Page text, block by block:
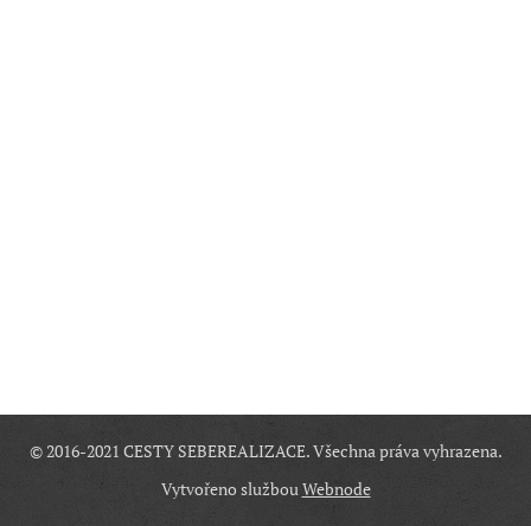
© 2016-2021 CESTY SEBEREALIZACE. Všechna práva vyhrazena.
Vytvořeno službouWebnode